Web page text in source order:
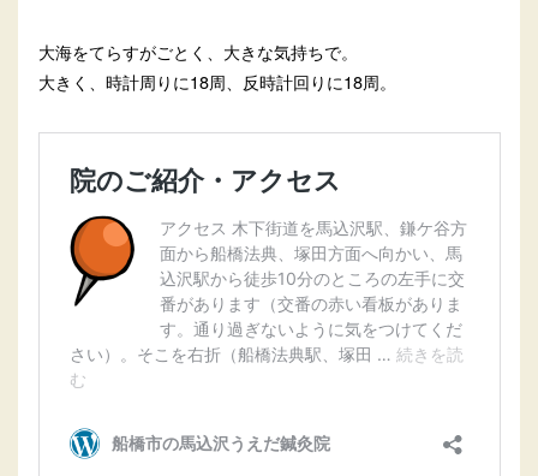
大海をてらすがごとく、大きな気持ちで。
大きく、時計周りに18周、反時計回りに18周。